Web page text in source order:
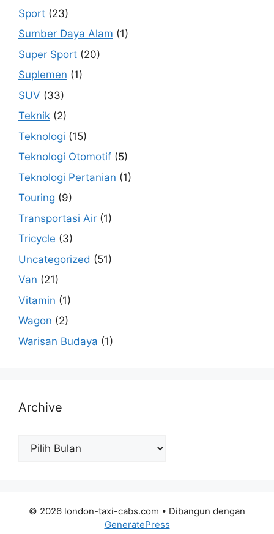
Sport (23)
Sumber Daya Alam (1)
Super Sport (20)
Suplemen (1)
SUV (33)
Teknik (2)
Teknologi (15)
Teknologi Otomotif (5)
Teknologi Pertanian (1)
Touring (9)
Transportasi Air (1)
Tricycle (3)
Uncategorized (51)
Van (21)
Vitamin (1)
Wagon (2)
Warisan Budaya (1)
Archive
Archive
© 2026 london-taxi-cabs.com • Dibangun dengan
GeneratePress